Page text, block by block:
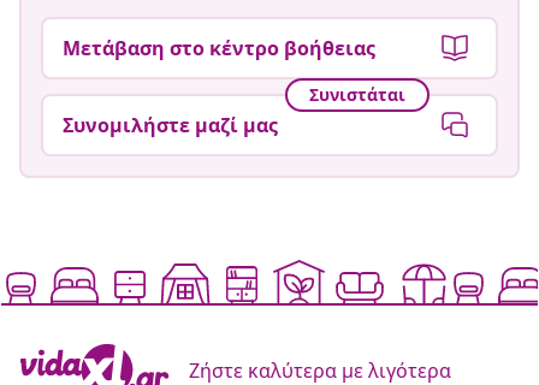
Μετάβαση στο κέντρο βοήθειας
Συνιστάται
Συνομιλήστε μαζί μας
Ζήστε καλύτερα με λιγότερα